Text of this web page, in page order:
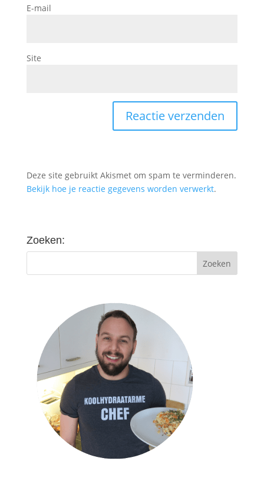
E-mail
Site
Deze site gebruikt Akismet om spam te verminderen.
Bekijk hoe je reactie gegevens worden verwerkt.
Zoeken: